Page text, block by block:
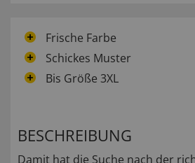
Frische Farbe
Schickes Muster
Bis Größe 3XL
BESCHREIBUNG
Damit hat die Suche nach der